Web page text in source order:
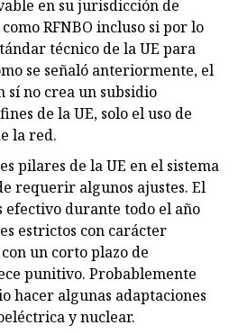
en su jurisdicción de
RFNBO incluso si por lo
técnico de la UE para
se señaló anteriormente, el
sí no crea un subsidio
de la UE, solo el uso de
la red.
pilares de la UE en el sistema
requerir algunos ajustes. El
efectivo durante todo el año
estrictos con carácter
un corto plazo de
punitivo. Probablemente
hacer algunas adaptaciones
y nuclear.